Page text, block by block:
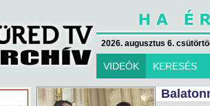
2026. augusztus 6.
VIDEÓK KERESÉS